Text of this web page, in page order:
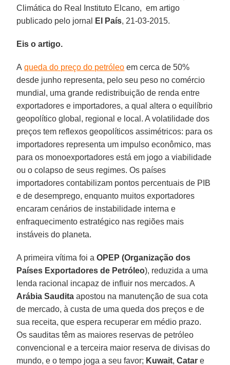
Climática do Real Instituto Elcano, em artigo
publicado pelo jornal
El País, 21-03-2015.
Eis o artigo.
Aqueda do preço do petróleo em cerca de 50%
desde junho representa, pelo seu peso no comércio
mundial, uma grande redistribuição de renda entre
exportadores e importadores, a qual altera o equilíbrio
geopolítico global, regional e local. A volatilidade dos
preços tem reflexos geopolíticos assimétricos: para os
importadores representa um impulso econômico, mas
para os monoexportadores está em jogo a viabilidade
ou o colapso de seus regimes. Os países
importadores contabilizam pontos percentuais de PIB
e de desemprego, enquanto muitos exportadores
encaram cenários de instabilidade interna e
enfraquecimento estratégico nas regiões mais
instáveis do planeta.
A primeira vítima foi a OPEP (Organização dos
Países Exportadores de Petróleo), reduzida a uma
lenda racional incapaz de influir nos mercados. A
Arábia Saudita apostou na manutenção de sua cota
de mercado, à custa de uma queda dos preços e de
sua receita, que espera recuperar em médio prazo.
Os sauditas têm as maiores reservas de petróleo
convencional e a terceira maior reserva de divisas do
mundo, e o tempo joga a seu favor; Kuwait,Catar e